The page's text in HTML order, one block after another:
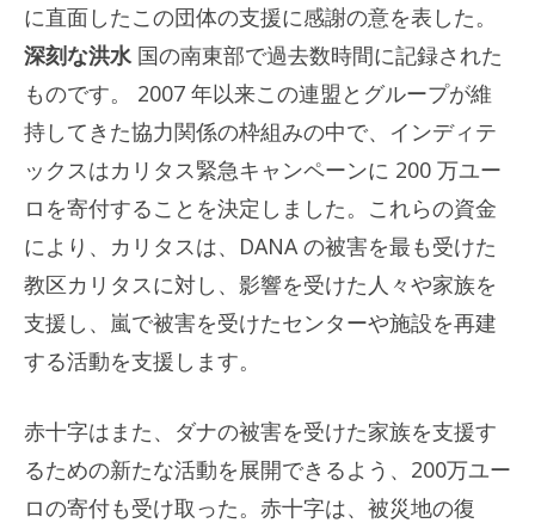
に直面したこの団体の支援に感謝の意を表した。
深刻な洪水 国の南東部で過去数時間に記録された
ものです。 2007 年以来この連盟とグループが維
持してきた協力関係の枠組みの中で、インディテ
ックスはカリタス緊急キャンペーンに 200 万ユー
ロを寄付することを決定しました。これらの資金
により、カリタスは、DANA の被害を最も受けた
教区カリタスに対し、影響を受けた人々や家族を
支援し、嵐で被害を受けたセンターや施設を再建
する活動を支援します。
赤十字はまた、ダナの被害を受けた家族を支援す
るための新たな活動を展開できるよう、200万ユー
ロの寄付も受け取った。赤十字は、被災地の復